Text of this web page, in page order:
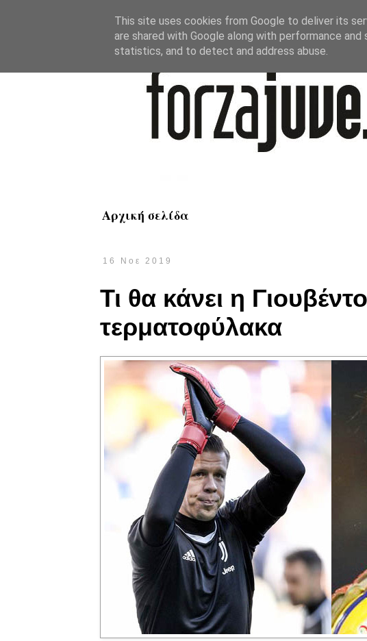
Αρχική σελίδα
16 Νοε 2019
Τι θα κάνει η
τερματοφύλακα
This site uses cookies from Google to deliver its
are shared with Google along with performance
statistics, and to detect and address abuse.